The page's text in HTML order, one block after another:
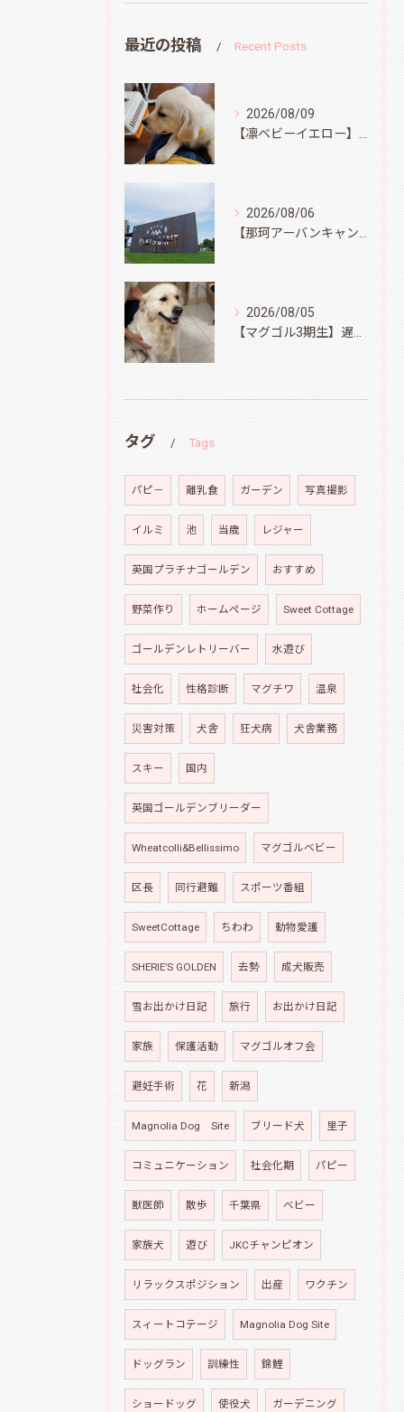
最近の投稿 Recent Posts
2026/08/09
【凛ベビーイエロー】スィートコテージへ
2026/08/06
【那珂アーバンキャンプフィールド】
2026/08/05
【マグゴル3期生】遅ればせながら
タグ Tags
パピ－ 離乳食 ガーデン 写真撮影
イルミ 池 当歳 レジャー
英国プラチナゴールデン おすすめ
野菜作り ホームページ Sweet Cottage
ゴールデンレトリーバー 水遊び
社会化 性格診断 マグチワ 温泉
災害対策 犬舎 狂犬病 犬舎業務
スキー 国内
英国ゴールデンブリーダー
Wheatcolli&Bellissimo マグゴルベビー
区長 同行避難 スポーツ番組
SweetCottage ちわわ 動物愛護
SHERIE’S GOLDEN 去勢 成犬販売
雪お出かけ日記 旅行 お出かけ日記
家族 保護活動 マグゴルオフ会
避妊手術 花 新潟
Magnolia Dog Site ブリード犬 里子
コミュニケーション 社会化期 パピー
獣医師 散歩 千葉県 ベビー
家族犬 遊び JKCチャンピオン
リラックスポジション 出産 ワクチン
スィートコテージ Magnolia Dog Site
ドッグラン 訓練性 錦鯉
ショードッグ 使役犬 ガーデニング